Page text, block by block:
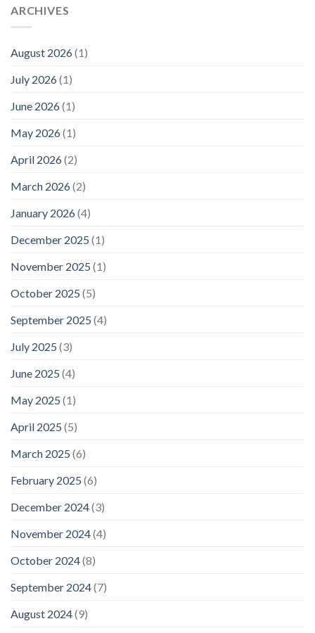
ARCHIVES
August 2026(1)
July 2026(1)
June 2026(1)
May 2026(1)
April 2026(2)
March 2026(2)
January 2026(4)
December 2025 (1)
November 2025 (1)
October 2025 (5)
September 2025 (4)
July 2025 (3)
June 2025 (4)
May 2025 (1)
April 2025 (5)
March 2025 (6)
February 2025 (6)
December 2024(3)
November 2024(4)
October 2024(8)
September 2024(7)
August 2024(9)